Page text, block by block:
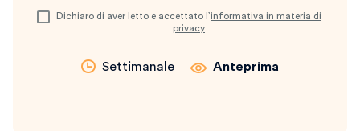
Dichiaro di aver letto e accettato l’informativa in materia di
privacy
Settimanale Anteprima